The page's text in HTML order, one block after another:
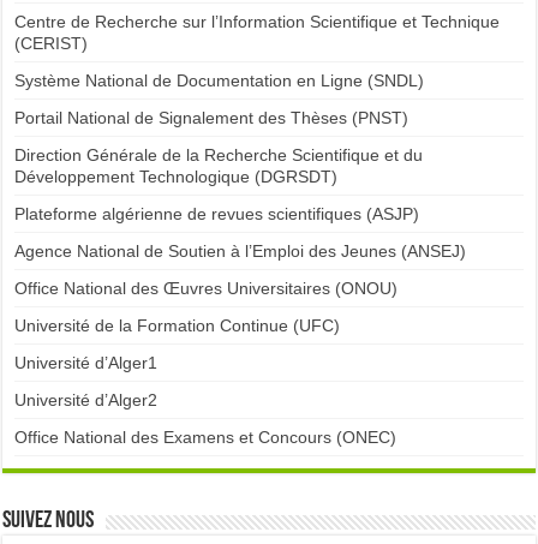
Centre de Recherche sur l’Information Scientifique et Technique
(CERIST)
Système National de Documentation en Ligne (SNDL)
Portail National de Signalement des Thèses (PNST)
Direction Générale de la Recherche Scientifique et du
Développement Technologique (DGRSDT)
Plateforme algérienne de revues scientifiques (ASJP)
Agence National de Soutien à l’Emploi des Jeunes (ANSEJ)
Office National des Œuvres Universitaires (ONOU)
Université de la Formation Continue (UFC)
Université d’Alger1
Université d’Alger2
Office National des Examens et Concours (ONEC)
Suivez nous